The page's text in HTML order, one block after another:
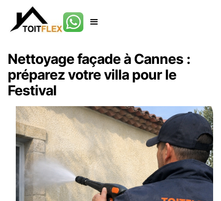
Nettoyage façade à Cannes :
préparez votre villa pour le
Festival